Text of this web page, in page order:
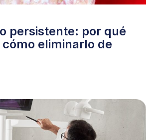
persistente: por qué
eliminarlo de